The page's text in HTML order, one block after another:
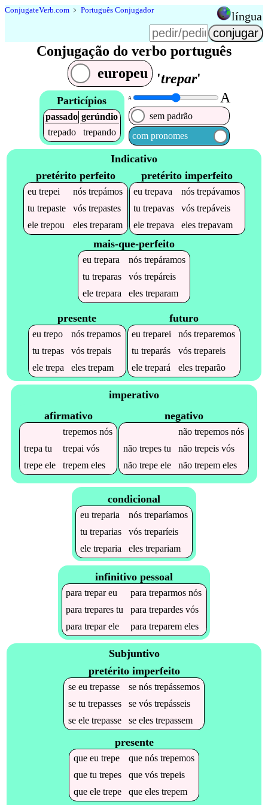
ConjugateVerb.com ﹥ Português Conjugador língua
Conjugação do verbo português
europeu
'trepar'
Particípios
passado gerúndio
trepado
trepando
A A
sem padrão
com pronomes
Indicativo
pretérito perfeito
eutrepei nóstrepámos
tutrepaste vóstrepastes
eletrepou elestreparam
pretérito imperfeito
eutrepava nóstrepávamos
tutrepavas vóstrepáveis
eletrepava elestrepavam
mais-que-perfeito
eu trepara nós trepáramos
tu treparas vós trepáreis
ele trepara eles treparam
presente
eutrepo nóstrepamos
tutrepas vóstrepais
eletrepa elestrepam
futuro
eutreparei nóstreparemos
tutreparás vóstrepareis
eletrepará elestreparão
imperativo
afirmativo
trepemosnós
trepa tu trepai vós
trepeele trepemeles
negativo
não trepemosnós
não trepestu não trepeisvós
não trepeele não trepemeles
condicional
eu treparia nós treparíamos
tu treparias vós treparíeis
ele treparia eles trepariam
infinitivo pessoal
paratrepareu paratreparmos nós
paratrepares tu paratrepardes vós
paratreparele paratreparem eles
Subjuntivo
pretérito imperfeito
se eu trepasse se nós trepássemos
se tu trepasses se vós trepásseis
se ele trepasse se eles trepassem
presente
que eu trepe que nós trepemos
que tu trepes que vós trepeis
que ele trepe que eles trepem